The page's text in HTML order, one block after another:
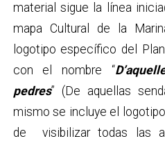
material sigue la línea
mapa Cultural de la
logotipo específico del
con el nombre “
pedres” (De aquellas
mismo se incluye el
de visibilizar todas las